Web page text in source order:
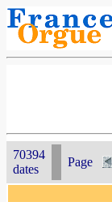
70394
dates
Page